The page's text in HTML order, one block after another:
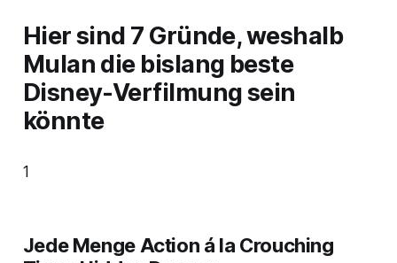
Hier sind 7 Gründe, weshalb
Mulan die bislang beste
Disney-Verfilmung sein
könnte
1
Jede Menge Action á la Crouching